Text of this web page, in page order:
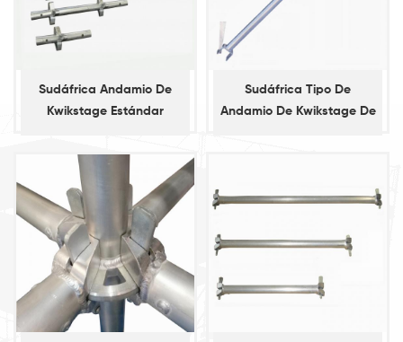
Sudáfrica Andamio De
Kwikstage Estándar
Sudáfrica Tipo De
Andamio De Kwikstage De